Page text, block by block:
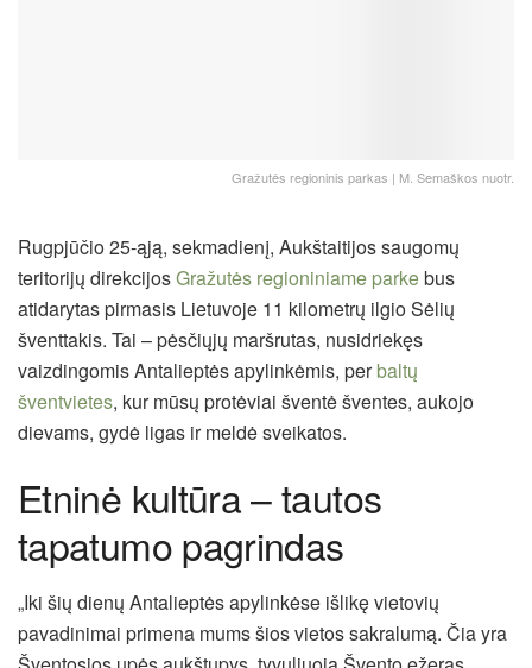
Gražutės regioninis parkas | M. Semaškos nuotr.
Rugpjūčio 25-ąją, sekmadienį, Aukštaitijos saugomų
teritorijų direkcijosGražutės regioniniame parkebus
atidarytas pirmasis Lietuvoje 11 kilometrų ilgio Sėlių
šventtakis. Tai – pėsčiųjų maršrutas, nusidriekęs
vaizdingomis Antalieptės apylinkėmis, perbaltų
šventvietes, kur mūsų protėviai šventė šventes, aukojo
dievams, gydė ligas ir meldė sveikatos.
Etninė kultūra – tautos
tapatumo pagrindas
„Iki šių dienų Antalieptės apylinkėse išlikę vietovių
pavadinimai primena mums šios vietos sakralumą. Čia yra